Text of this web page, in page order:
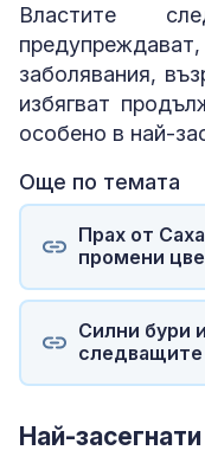
Властите
заболявания,
избягват
особено в най-
Още по темата
Прах от
промени
Силни бури
следващите
Най-